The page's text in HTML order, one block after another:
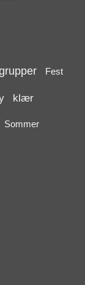
Fest
klær
Sommer